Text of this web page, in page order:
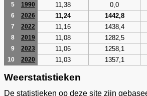
5 1990 11,38 0,0
6 2026 11,24 1442,8
7 2022 11,16 1438,4
8 2019 11,08 1282,5
9 2023 11,06 1258,1
10 2020 11,03 1357,1
Weerstatistieken
De statistieken op deze site zijn